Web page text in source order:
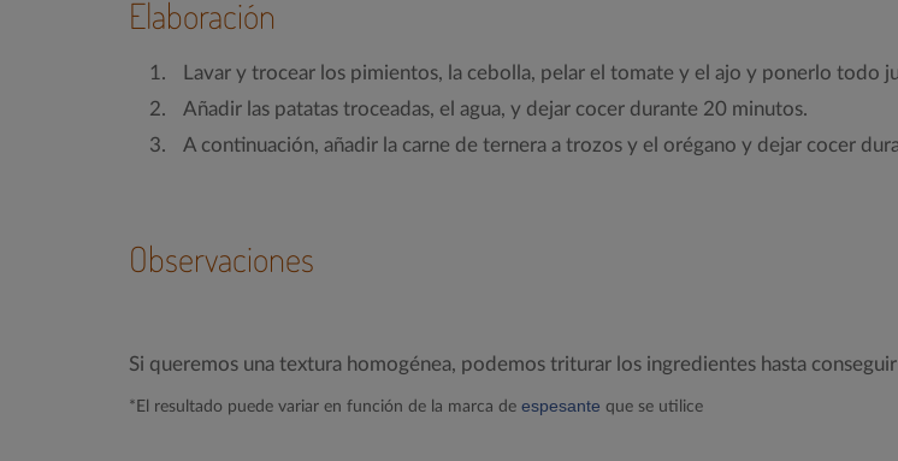
Elaboración
Lavar y trocear los pimientos, la cebolla, pelar el tomate y el ajo y ponerlo todo
Añadir las patatas troceadas, el agua, y dejar cocer durante 20 minutos.
A continuación, añadir la carne de ternera a trozos y el orégano y dejar cocer
Observaciones
Si queremos una textura homogénea, podemos triturar los ingredientes hasta
*El resultado puede variar en función de la marca de espesante que se utilice